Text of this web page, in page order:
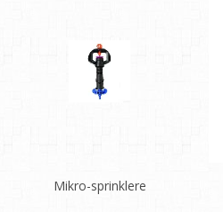
Mikro-sprinklere